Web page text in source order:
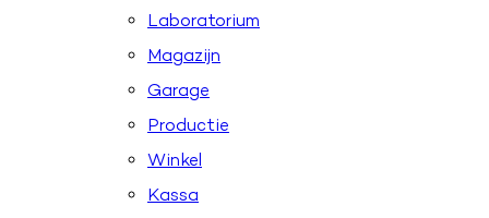
Laboratorium
Magazijn
Garage
Productie
Winkel
Kassa